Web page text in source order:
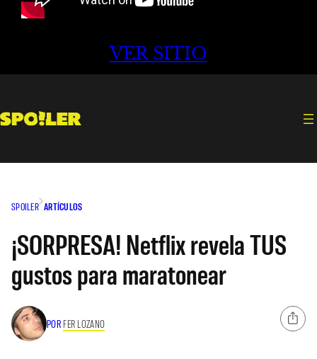
VER SITIO
SPOILER ARTÍCULOS
¡SORPRESA! Netflix revela TUS
gustos para maratonear
POR FER LOZANO